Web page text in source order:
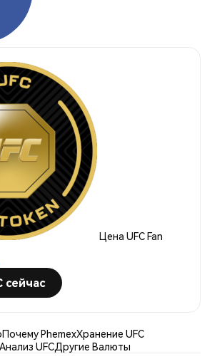
Цена UFC Fan
сейчас
Почему PhemexХранение UFC
Анализ UFCДругие Валюты